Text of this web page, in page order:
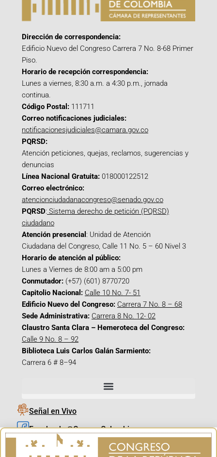
Dirección de correspondencia:
Edificio Nuevo del Congreso Carrera 7 No. 8-68 Primer
Piso.
Horario de recepción correspondencia:
Lunes a viernes, 8:30 a.m. a 4:30 p.m., jornada
continua.
Código Postal: 111711
Correo notificaciones judiciales:
notificacionesjudiciales@camara.gov.co
PQRSD:
Atención peticiones, quejas, reclamos, sugerencias y
denuncias
Línea Nacional Gratuita: 018000122512
Correo electrónico:
atencionciudadanacongreso@senado.gov.co
PQRSD: Sistema derecho de petición (PQRSD)
ciudadano
Atención presencial : Unidad de Atención
Ciudadana del Congreso, Calle 11 No. 5 – 60 Nivel 3
Horario de atención al público:
Lunes a Viernes de 8:00 am a 5:00 pm
Conmutador: (+57) (601) 8770720
Capitolio Nacional: Calle 10 No. 7- 51
Edificio Nuevo del Congreso: Carrera 7 No. 8 – 68
Sede Administrativa: Carrera 8 No. 12- 02
Claustro Santa Clara – Hemeroteca del Congreso:
Calle 9 No. 8 – 92
Biblioteca Luis Carlos Galán Sarmiento:
Carrera 6 # 8–94
Señal en Vivo
Facebook_@CamaraColombia
Instagram_@CamaraColombia